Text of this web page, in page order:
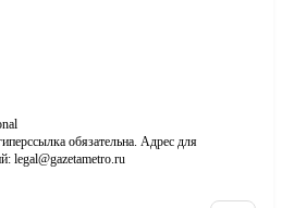
обязательна. Адрес для